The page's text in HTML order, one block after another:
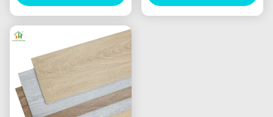
SPC pour salle de bain